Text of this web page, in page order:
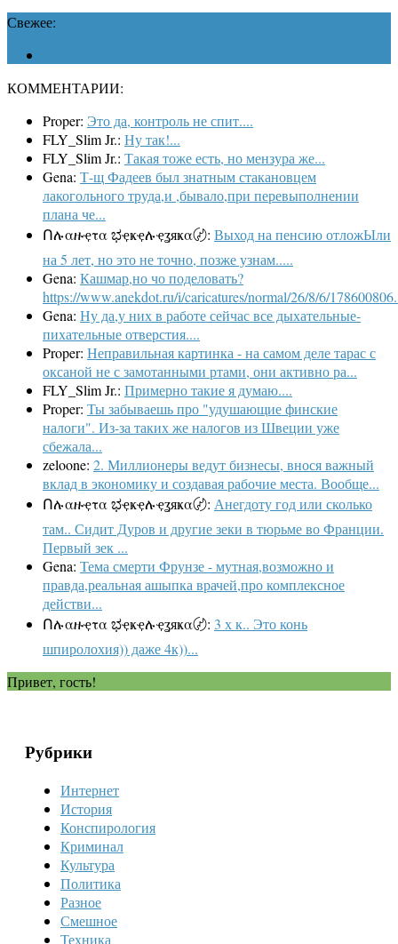
Свежее:
КОММЕНТАРИИ:
Proper: Это да, контроль не спит....
FLY_Slim Jr.: Ну так!...
FLY_Slim Jr.: Такая тоже есть, но мензура же...
Gena: Т-щ Фадеев был знатным стакановцем
лакогольного труда,и ,бывало,при перевыполнении
плана че...
Ոሉαዙҿτα ಭҿҝҿሉҿʓяҝα〄: Выход на пенсию отложЫли
на 5 лет, но это не точно, позже узнам.....
Gena: Кашмар,но чо поделовать?
https://www.anekdot.ru/i/caricatures/normal/26/8/6/
Gena: Ну да,у них в работе сейчас все дыхательные-
пихательные отверстия....
Proper: Неправильная картинка - на самом деле тарас с
оксаной не с замотанными ртами, они активно ра...
FLY_Slim Jr.: Примерно такие я думаю....
Proper: Ты забываешь про "удушающие финские
налоги". Из-за таких же налогов из Швеции уже
сбежала...
zeloone: 2. Миллионеры ведут бизнесы, внося важный
вклад в экономику и создавая рабочие места. Вообще...
Ոሉαዙҿτα ಭҿҝҿሉҿʓяҝα〄: Анегдоту год или сколько
там.. Сидит Дуров и другие зеки в тюрьме во Франции.
Первый зек ...
Gena: Тема смерти Фрунзе - мутная,возможно и
правда,реальная ашыпка врачей,про комплексное
действи...
Ոሉαዙҿτα ಭҿҝҿሉҿʓяҝα〄: 3 х к.. Это конь
шпиролохия)) даже 4к))...
Привет, гость!
Рубрики
Интернет
История
Конспирология
Криминал
Культура
Политика
Разное
Смешное
Техника